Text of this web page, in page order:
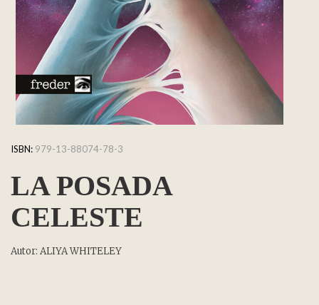
ISBN: 979-13-88074-78-3
LA POSADA
CELESTE
Autor: ALIYA WHITELEY